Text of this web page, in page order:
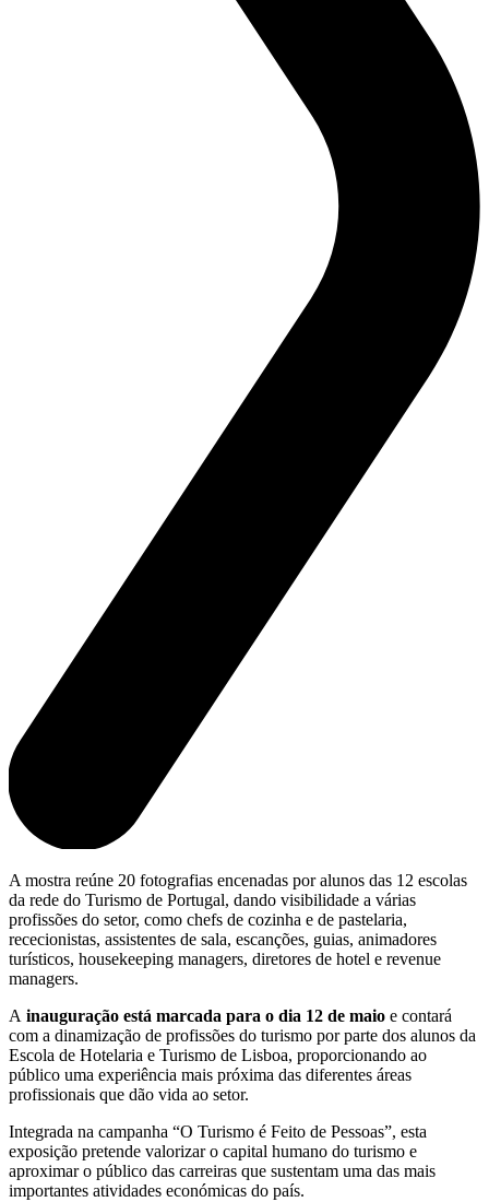
A mostra reúne 20 fotografias encenadas por alunos das 12 escolas
da rede do Turismo de Portugal, dando visibilidade a várias
profissões do setor, como chefs de cozinha e de pastelaria,
rececionistas, assistentes de sala, escanções, guias, animadores
turísticos, housekeeping managers, diretores de hotel e revenue
managers.
A inauguração está marcada para o dia 12 de maio e contará
com a dinamização de profissões do turismo por parte dos alunos da
Escola de Hotelaria e Turismo de Lisboa, proporcionando ao
público uma experiência mais próxima das diferentes áreas
profissionais que dão vida ao setor.
Integrada na campanha “O Turismo é Feito de Pessoas”, esta
exposição pretende valorizar o capital humano do turismo e
aproximar o público das carreiras que sustentam uma das mais
importantes atividades económicas do país.